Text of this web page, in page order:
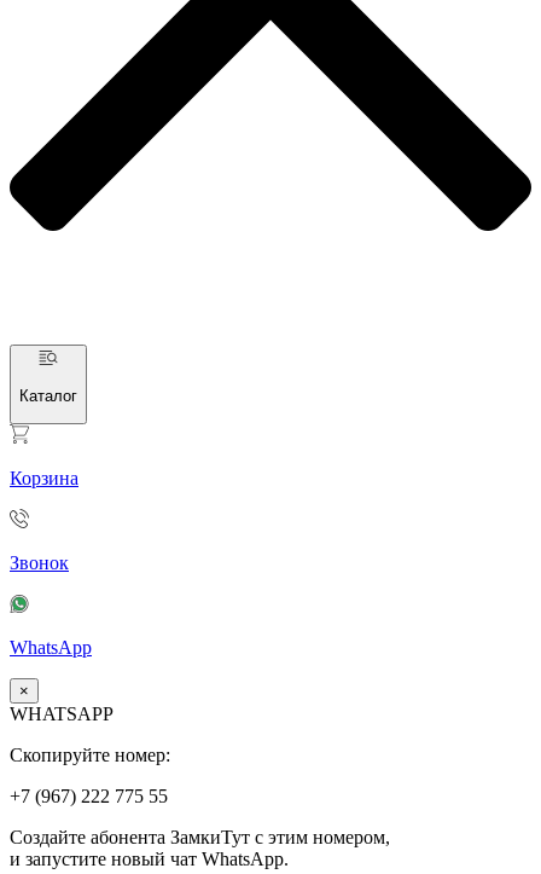
Каталог
Корзина
Звонок
WhatsApp
×
WHATSAPP
Скопируйте номер:
+7 (967) 222 775 55
Создайте абонента ЗамкиТут с этим номером,
и запустите новый чат WhatsApp.